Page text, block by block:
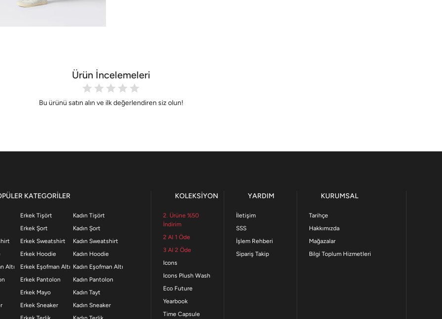
Ürün İncelemeleri
Bu ürünü satın alın ve ilk değerlendiren siz olun!
KATEGORİLER
Altı
Erkek Tişört
Erkek Şort
Erkek Sweatshirt
Erkek Hoodie
Erkek Eşofman Altı
Erkek Pantolon
Erkek Mayo
Erkek Sneaker
Kadın Tişört
Kadın Şort
Kadın Sweatshirt
Kadın Hoodie
Kadın Eşofman Altı
Kadın Pantolon
Kadın Tayt
Kadın Sneaker
KOLEKSİYON
2. Ürüne %50
İndirim
2 Al 1 Öde
3 Al 2 Öde
Icons
Icons Plush Wash
Eco Future
Yearbook
Time Capsule
YARDIM
İletişim
SSS
İşlem Rehberi
Sipariş Takip
KURUMSAL
Tarihçe
Hakkımızda
Mağazalar
Bilgi Toplum Hizmetleri